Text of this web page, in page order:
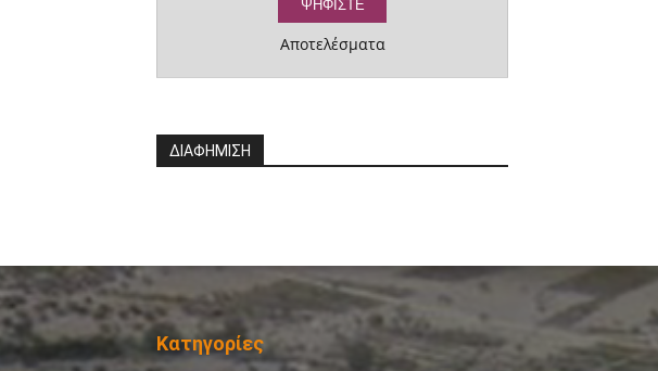
Αποτελέσματα
ΔΙΑΦΗΜΙΣΗ
Κατηγορίες